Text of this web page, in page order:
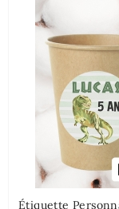
Étiquette